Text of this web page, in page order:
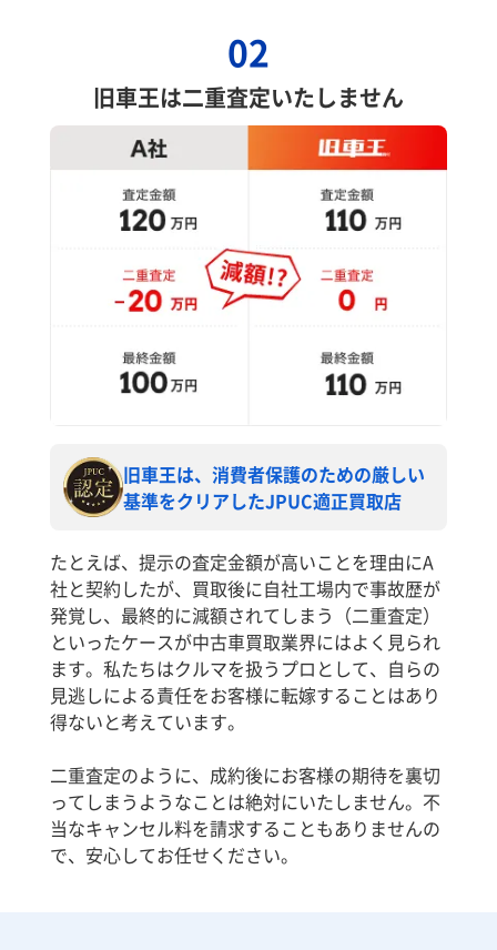
02
旧車王は二重査定いたしません
旧車王は、消費者保護のための厳しい
基準をクリアしたJPUC適正買取店
たとえば、提示の査定金額が高いことを理由にA
社と契約したが、買取後に自社工場内で事故歴が
発覚し、最終的に減額されてしまう（二重査定）
といったケースが中古車買取業界にはよく見られ
ます。私たちはクルマを扱うプロとして、自らの
見逃しによる責任をお客様に転嫁することはあり
得ないと考えています。
二重査定のように、成約後にお客様の期待を裏切
ってしまうようなことは絶対にいたしません。不
当なキャンセル料を請求することもありませんの
で、安心してお任せください。